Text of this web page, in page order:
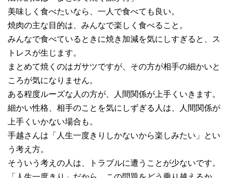
美味しく食べたいなら、一人で食べても良い。
焼肉の主な目的は、みんなで楽しく食べること。
みんなで食べているときに焼き加減を気にしすぎると、ス
トレスが生じます。
まとめて焼くのはガサツですが、その方が相手の細かいと
ころが気になりません。
ある程度ルーズな人の方が、人間関係が上手くいきます。
細かい性格、相手のことを気にしずぎる人は、人間関係が
上手くいかない場合も。
手越さんは「人生一度きりしかないから楽しみたい」とい
う考え方。
そういう考えの人は、トラブルに遭うことが少ないです。